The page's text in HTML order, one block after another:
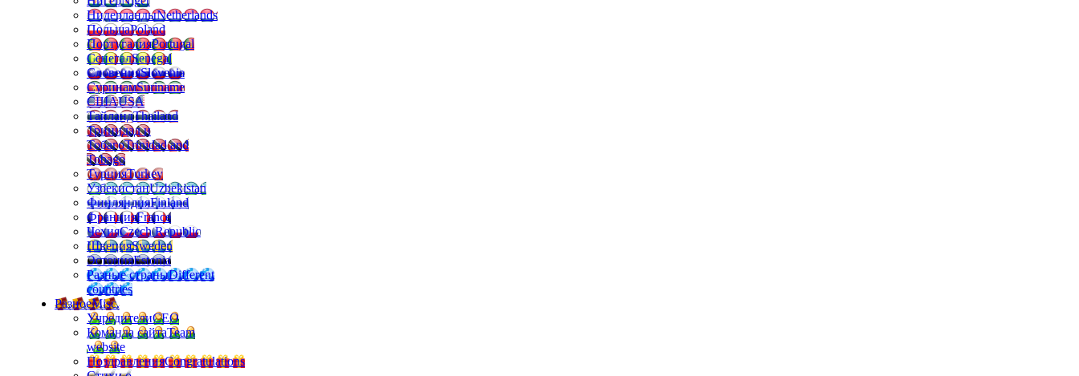
НидерландыNetherlands
ПольшаPoland
ПортугалияPortugal
СенегалSenegal
СловенияSlovenia
СуринамSuriname
СШАUSA
ТайландThailand
Тринидад и
ТобагоTrinidad and
Tobago
ТурцияTurkey
УзбекистанUzbekistan
ФинляндияFinland
ФранцияFrance
ЧехияCzech Republic
ШвецияSweden
ЭстонияEstonia
Разные страныDifferent
countries
РазноеMisc.
УчредителиCEO
Команда сайтаTeam
website
ПоздравленияCongratulations